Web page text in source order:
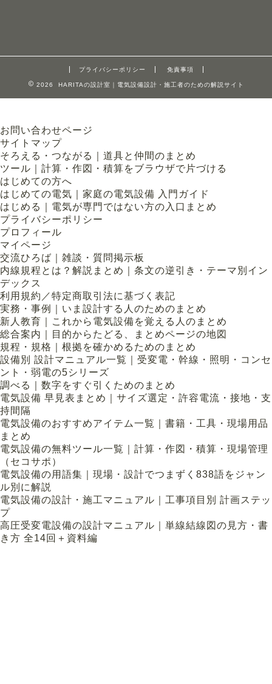
プライバシーポリシー 免責事項
2026 HARITAの設計室｜電気設備設計・施工者のための解説サイト
お問い合わせページ
サイトマップ
そろえる・つながる｜道具と仲間のまとめ
ツール｜計算・作図・積算をブラウザで片づける
はじめての方へ
はじめての電気｜家庭の電気設備 入門ガイド
はじめる｜電気が専門ではない方の入口まとめ
プライバシーポリシー
プロフィール
マイページ
交流ひろば｜雑談・質問掲示板
内線規程とは？解説まとめ｜条文の逆引き・テーマ別イン
デックス
利用規約／特定商取引法に基づく表記
実務・事例｜いま設計する人のためのまとめ
新人教育｜これから電気設備を覚える人のまとめ
総合案内｜目的からたどる、まとめページの地図
規程・規格｜根拠を確かめるためのまとめ
設備別 設計マニュアル一覧｜受変電・幹線・照明・コンセ
ント・弱電の5シリーズ
調べる｜数字をすぐ引くためのまとめ
電気設備 早見表まとめ｜サイズ選定・許容電流・接地・支
持間隔
電気設備のおすすめアイテム一覧｜書籍・工具・現場用品
まとめ
電気設備の無料ツール一覧｜計算・作図・積算・現場管理
（セコサポ）
電気設備の用語集｜現場・設計でつまずく838語をジャン
ル別に解説
電気設備の設計・施工マニュアル｜工事項目別 計画ステッ
プ
高圧受変電設備の設計マニュアル｜単線結線図の見方・書
き方 全14回＋資料編